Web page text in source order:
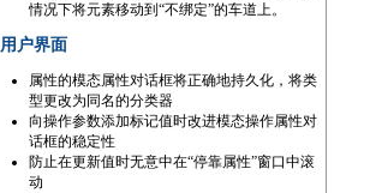
情况下将元素移动到“不绑定”的车道上。
用户界面
属性的模态属性对话框将正确地持久化，将类
型更改为同名的分类器
向操作参数添加标记值时改进模态操作属性对
话框的稳定性
防止在更新值时无意中在“停靠属性”窗口中滚
动